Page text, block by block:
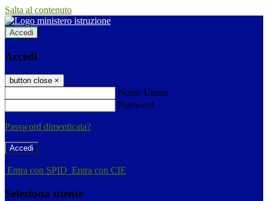
Salta al contenuto
Accedi
Accedi
button close ×
Nome Utente
Password
Password dimenticata?
-
Entra con SPID Entra con CIE
Seleziona utente